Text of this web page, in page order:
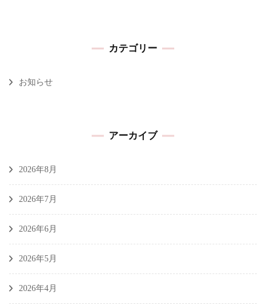
カテゴリー
お知らせ
アーカイブ
2026年8月
2026年7月
2026年6月
2026年5月
2026年4月